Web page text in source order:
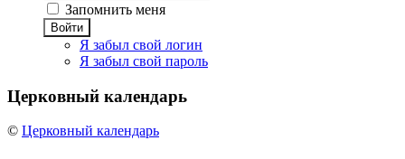
Запомнить меня
Войти
Я забыл свой логин
Я забыл свой пароль
Церковный календарь
© Церковный календарь